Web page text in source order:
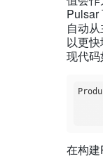
Pulsar
自动
以更
现代
在构建